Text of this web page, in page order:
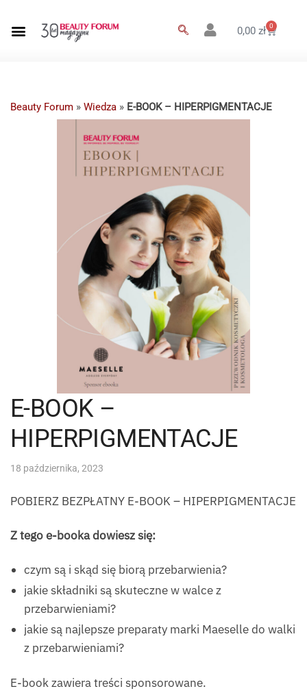
0,00zł 0
Beauty Forum » Wiedza » E-BOOK – HIPERPIGMENTACJE
E-BOOK –
HIPERPIGMENTACJE
18 października, 2023
POBIERZ BEZPŁATNY E-BOOK – HIPERPIGMENTACJE
Z tego e-booka dowiesz się:
czym są i skąd się biorą przebarwienia?
jakie składniki są skuteczne w walce z
przebarwieniami?
jakie są najlepsze preparaty marki Maeselle do walki
z przebarwieniami?
E-book zawiera treści sponsorowane.